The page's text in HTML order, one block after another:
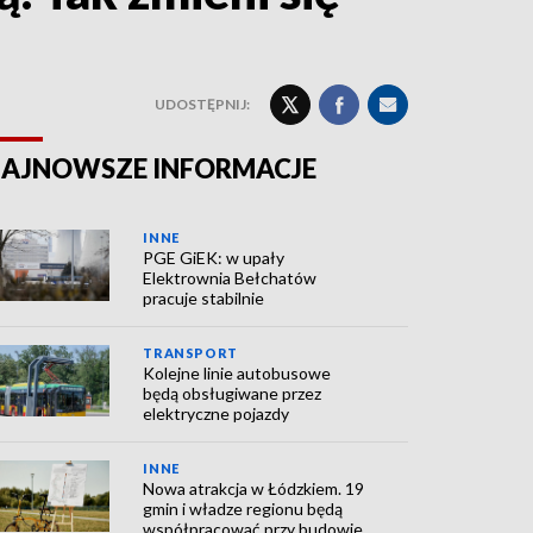
UDOSTĘPNIJ:
INFORMACJE
INNE
PGE GiEK: w upały
Elektrownia Bełchatów
pracuje stabilnie
TRANSPORT
Kolejne linie autobusowe
będą obsługiwane przez
elektryczne pojazdy
INNE
Nowa atrakcja w Łódzkiem. 19
gmin i władze regionu będą
współpracować przy budowie